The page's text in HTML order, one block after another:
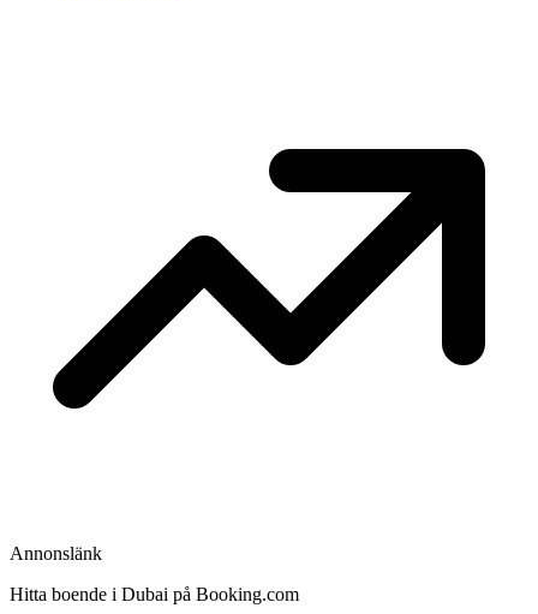
Annonslänk
Hitta boende i Dubai på Booking.com